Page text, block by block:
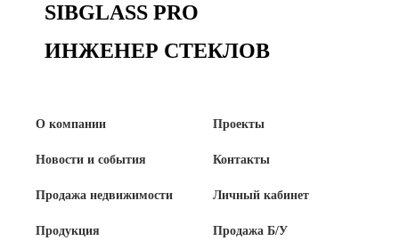
SIBGLASS PRO
ИНЖЕНЕР СТЕКЛОВ
О компании
Новости и события
Продажа недвижимости
Продукция
Проекты
Контакты
Личный кабинет
Продажа Б/У